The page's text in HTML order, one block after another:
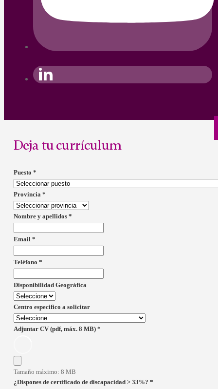
Deja tu currículum
Puesto *
Provincia *
Nombre y apellidos *
Email *
Teléfono *
Disponibilidad Geográfica
Centro especifico a solicitar
Adjuntar CV (pdf, máx. 8 MB) *
Tamaño máximo: 8 MB
¿Dispones de certificado de discapacidad > 33%? *